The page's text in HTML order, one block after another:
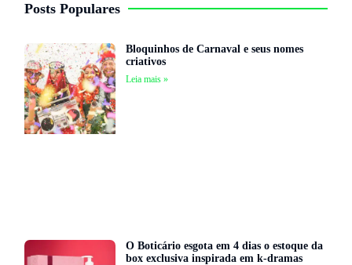
Posts Populares
Bloquinhos de Carnaval e seus nomes
criativos
Leia mais »
O Boticário esgota em 4 dias o estoque da
box exclusiva inspirada em k-dramas